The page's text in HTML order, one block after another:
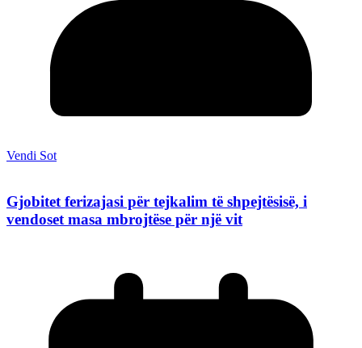
Vendi Sot
Gjobitet ferizajasi për tejkalim të shpejtësisë, i
vendoset masa mbrojtëse për një vit